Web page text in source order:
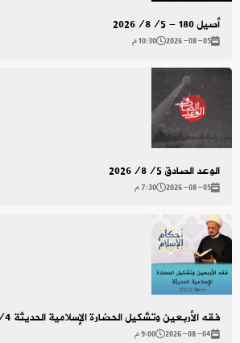
أصيل 180 - 2026/8/5
2026-08-05 10:30 م
الوعد الصادق 2026/8/5
2026-08-05 7:30 م
فقه الأربعين وتشكيل الحضارة الإسلامية الحديثة 2026/8/4
2026-08-04 9:00 م